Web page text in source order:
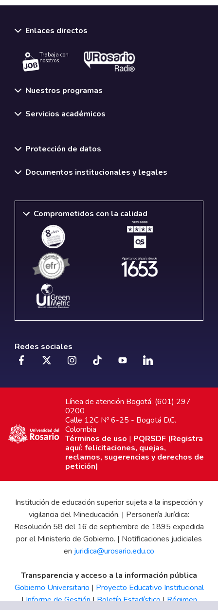
Enlaces directos
Trabaja con
nosotros.
Nuestros programas
Servicios académicos
Protección de datos
Documentos institucionales y legales
Comprometidos con la calidad
Redes sociales
Línea de atención Bogotá: (601) 297
0200
Calle 12C Nº 6-25 - Bogotá D.C.
Colombia
Términos de uso | PQRSDF (Registra
aquí: felicitaciones, quejas,
reclamos, sugerencias y derechos de
petición)
Institución de educación superior sujeta a la inspección y
vigilancia del Mineducación. | Personería Jurídica:
Resolución 58 del 16 de septiembre de 1895 expedida
por el Ministerio de Gobierno. | Notificaciones judiciales
en juridica@urosario.edu.co
Transparencia y acceso a la información pública
Gobierno Universitario | Proyecto Educativo Institucional
|Informe de Gestión|Boletín Estadístico|Régimen